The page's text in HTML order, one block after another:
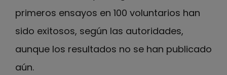
primeros ensayos en 100 voluntarios han
sido exitosos, según las autoridades,
aunque los resultados no se han publicado
aún.